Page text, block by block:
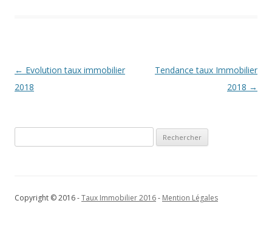
Navigation
des
← Evolution taux immobilier
2018
Tendance taux Immobilier
2018 →
Copyright © 2016 -Taux Immobilier 2016- Mention Légales